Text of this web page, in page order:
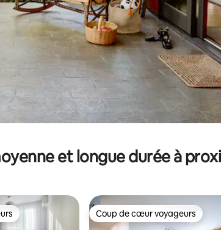
et longue durée à
Coup de cœur voyageurs
Coup de cœur voyageurs